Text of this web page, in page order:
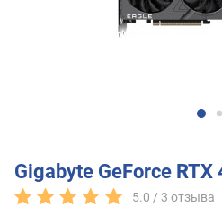
Gigabyte GeForce RTX
5.0 / 3 отзыва